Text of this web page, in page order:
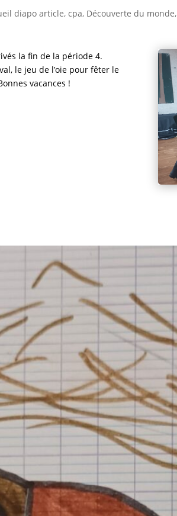
diapo article,cpa, Découverte du monde,
la fin de la période 4.
le jeu de l’oie pour fêter le
vacances !